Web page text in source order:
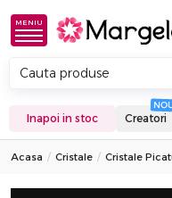
MENIU
Inapoi in stoc Creatori
Acasa Cristale Cristale